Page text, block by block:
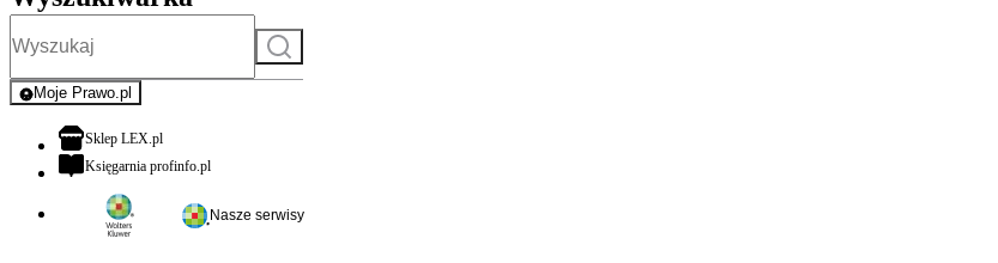
Szukaj
Moje Prawo.pl
- rejestracja i logowanie do serwisu
Sklep LEX.plotwiera się w nowej karcie
Księgarnia profinfo.plotwiera się w nowej karcie
Nasze serwisy